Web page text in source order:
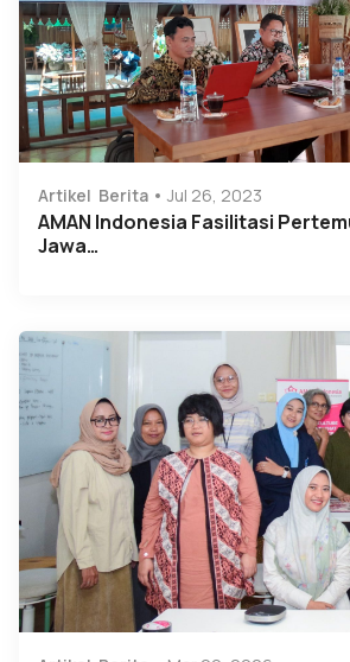
Artikel Berita Jul 26, 2023
AMAN Indonesia Fasilitasi
Jawa…